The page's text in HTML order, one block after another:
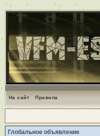
На сайт Правила
Глобальное объявление